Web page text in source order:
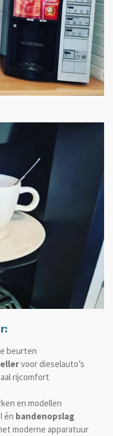
beurten
voor dieselauto’s
rijcomfort
en modellen
én bandenopslag
moderne apparatuur